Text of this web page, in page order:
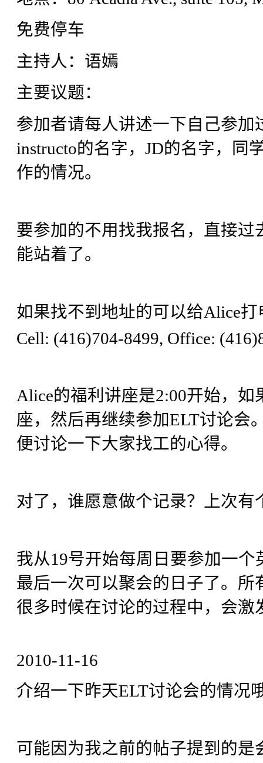
免费停车
主持人：语嫣
主要议题：
参加者请每人讲述一下自己参加
instructo的名字，JD的名字，同
作的情况。
要参加的不用找我报名，直接
能站着了。
如果找不到地址的可以给Alice打
Cell: (416)704-8499, Office:
Alice的福利讲座是2:00开始，
座，然后再继续参加ELT讨论会
便讨论一下大家找工的心得。
对了，谁愿意做个记录？上次
我从19号开始每周日要参加一
最后一次可以聚会的日子了。
很多时候在讨论的过程中，会激
2010-11-16
介绍一下昨天ELT讨论会的情况
可能因为我之前的帖子提到的